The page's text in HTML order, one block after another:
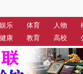
娱乐 体育 人物
健康
教育 高校